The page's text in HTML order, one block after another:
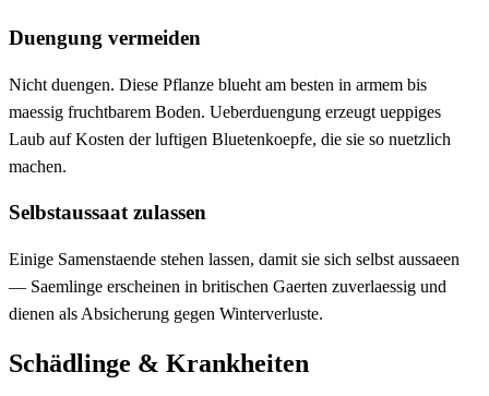
Duengung vermeiden
Nicht duengen. Diese Pflanze blueht am besten in armem bis
maessig fruchtbarem Boden. Ueberduengung erzeugt ueppiges
Laub auf Kosten der luftigen Bluetenkoepfe, die sie so nuetzlich
machen.
Selbstaussaat zulassen
Einige Samenstaende stehen lassen, damit sie sich selbst aussaeen
— Saemlinge erscheinen in britischen Gaerten zuverlaessig und
dienen als Absicherung gegen Winterverluste.
Schädlinge & Krankheiten